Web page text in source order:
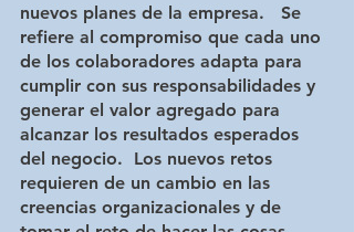
nuevos planes de la empresa.   Se
refiere al compromiso que cada uno
de los colaboradores adapta para
cumplir con sus responsabilidades y
generar el valor agregado para
alcanzar los resultados esperados
del negocio.  Los nuevos retos
requieren de un cambio en las
creencias organizacionales y de